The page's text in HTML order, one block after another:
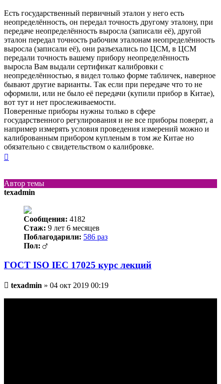
Есть государственный первичный эталон у него есть
неопределённость, он передал точность другому эталону, при
передаче неопределённость выросла (записали её), другой
эталон передал точность рабочим эталонам неопределённость
выросла (записали её), они разъехались по ЦСМ, в ЦСМ
передали точность вашему прибору неопределённость
выросла Вам выдали сертификат калибровки с
неопределённостью, я видел только форме табличек, наверное
бывают другие варианты. Так если при передаче что то не
оформили, или не было её передачи (купили прибор в Китае),
вот тут и нет прослеживаемости.
Поверенные приборы нужны только в сфере
государственного регулирования и не все приборы поверят, а
например измерять условия проведения измерений можно и
калиброванным прибором купленым в том же Китае но
обязательно с свидетельством о калибровке.
Автор темы
texadmin
Сообщения: 4182
Стаж: 9 лет 6 месяцев
Поблагодарили: 586 раз
Пол:
ГОСТ ISO IEC 17025 курс лекций
Непрочитанное
texadmin » 04 окт 2019 00:19